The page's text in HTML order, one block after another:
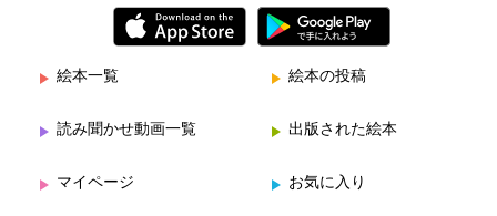
絵本一覧 絵本の投稿
読み聞かせ動画一覧 出版された絵本
マイページ お気に入り